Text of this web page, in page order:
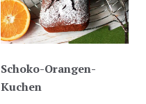
Schoko-Orangen-
Kuchen